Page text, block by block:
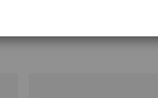
sec i fresc.